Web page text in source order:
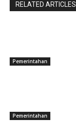
RELATED ARTICLES
Pemerintahan
Pemerintahan